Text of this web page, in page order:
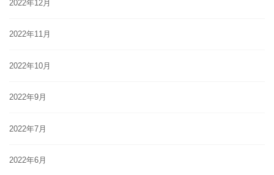
2022年12月
2022年11月
2022年10月
2022年9月
2022年7月
2022年6月